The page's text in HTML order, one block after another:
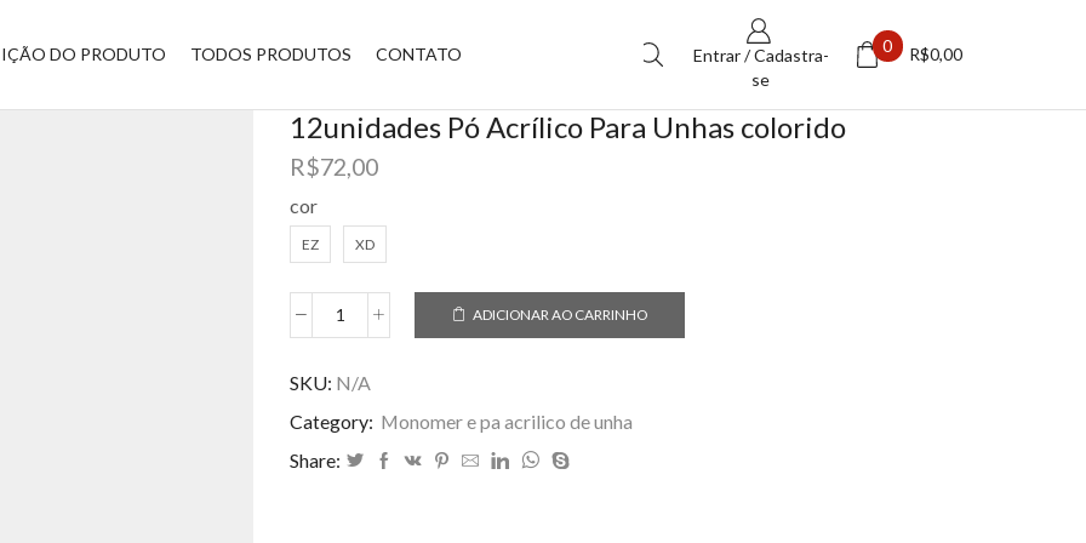
DO PRODUTO TODOS PRODUTOS CONTATO
Entrar / Cadastra-
se
0 R$0,00
12unidades Pó Acrílico Para Unhas colorido
R$72,00
cor
EZ XD
12unidades
Acrílico
Unhas
colorido
ADICIONAR AO CARRINHO
SKU: N/A
Category: Monomer e pa acrilico de unha
Share: